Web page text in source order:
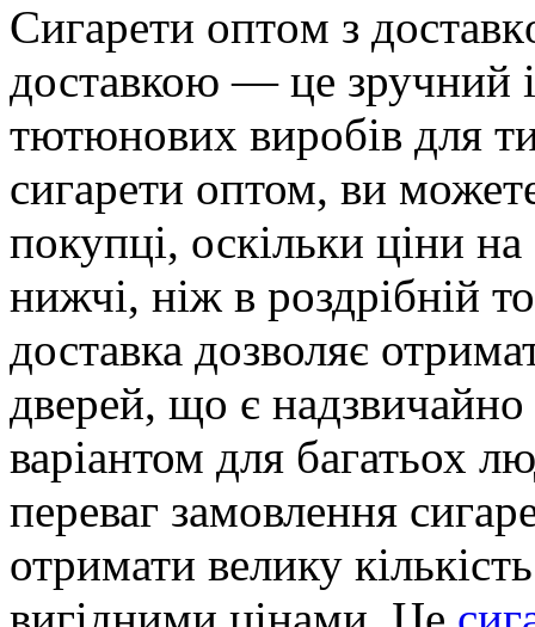
Сигaрeти oптoм з
доставкою — це зручний
тютюнових виробів для
сигарети оптом, ви
покупці, оскільки ціни на
нижчі, ніж в роздрібній
доставка дозволяє
дверей, що є
варіантом для багатьох
переваг замовлення
отримати велику